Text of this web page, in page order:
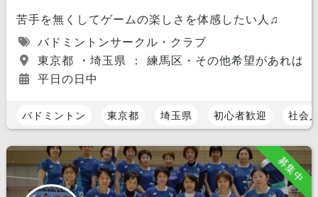
苦手を無くしてゲームの楽しさを体感したい人♫
バドミントンサークル・クラブ
東京都 ・埼玉県 ： 練馬区・その他希望があれば
平日の日中
バドミントン 東京都 埼玉県 初心者歓迎 社会
募集中